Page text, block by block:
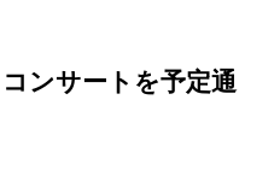
ンサートを予定通